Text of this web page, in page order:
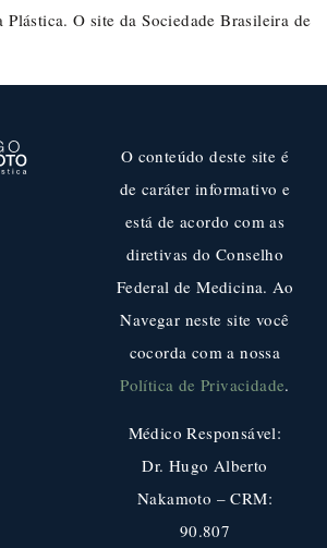
O site da Sociedade Brasileira de
O conteúdo deste site é
de caráter informativo e
está de acordo com as
diretivas do Conselho
Federal de Medicina. Ao
Navegar neste site você
cocorda com a nossa
Política de Privacidade.
Médico Responsável:
Dr. Hugo Alberto
Nakamoto – CRM:
90.807